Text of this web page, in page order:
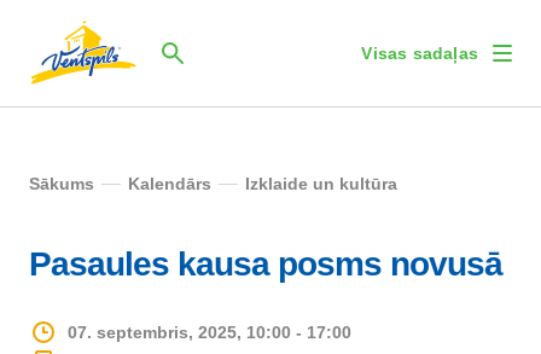
Visas sadaļas
Sākums Kalendārs Izklaide un kultūra
Pasaules kausa posms novusā
07. septembris, 2025, 10:00 - 17:00